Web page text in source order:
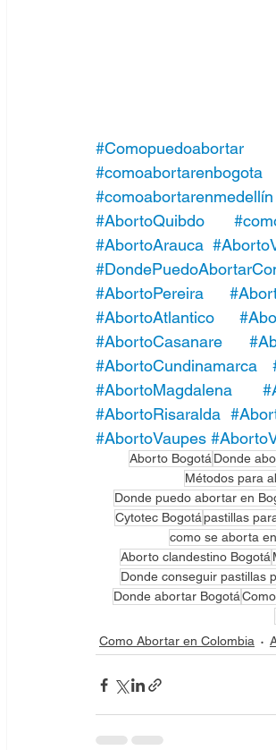
#Comopuedoabortar
#comoabortarenbogota
#comoabortarenmedellín
#AbortoQuibdo
#AbortoArauca
#AbortoPereira
#AbortoAtlantico
#AbortoCasanare
#AbortoCundinamarca
#AbortoMagdalena
#AbortoRisaralda
#AbortoVaupes
Aborto Bogotá Donde
Métodos para
Donde puedo abortar en
Cytotec Bogotápastillas
como se aborta
Aborto clandestino Bogotá
Donde conseguir pastillas
Donde abortar Bogotá
Como Abortar en Colombia